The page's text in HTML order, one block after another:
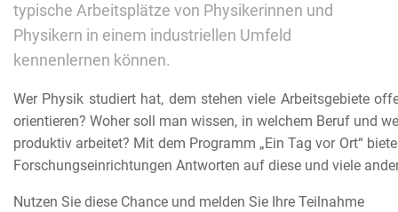
typische Arbeitsplätze von Physikerinnen und
Physikern in einem industriellen Umfeld
kennenlernen können.
Wer Physik studiert hat, dem stehen viele Arbeitsgebiete
orientieren? Woher soll man wissen, in welchem Beruf und
produktiv arbeitet? Mit dem Programm „Ein Tag vor Ort“
Forschungseinrichtungen Antworten auf diese und viele
Nutzen Sie diese Chance und melden Sie Ihre Teilnahme